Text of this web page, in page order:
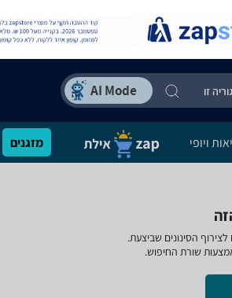
זו
ויופי מזגנים
הסינונים שביצעת.
שורת החיפוש.